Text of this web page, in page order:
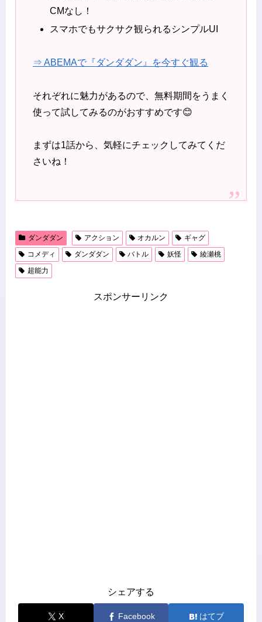
CMなし！
スマホでもサクサク観られるシンプルUI
⇒ ABEMAで『ダンダダン』を今すぐ観る
それぞれに魅力があるので、無料期間をうまく
使って試してみるのがおすすめです😊
まずは1話から、気軽にチェックしてみてくだ
さいね！
ダンダダン アクション オカルン
ギャグ
コメディ
ダンダダン バトル 妖怪
綾瀬桃
超能力
スポンサーリンク
シェアする
X Facebook はてブ